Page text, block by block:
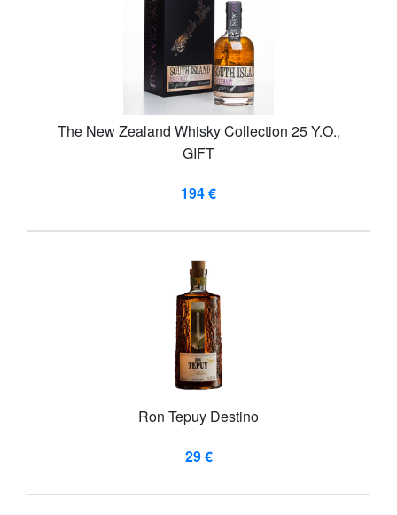
The New Zealand Whisky Collection 25 Y.O.,
GIFT
194 €
Ron Tepuy Destino
29 €